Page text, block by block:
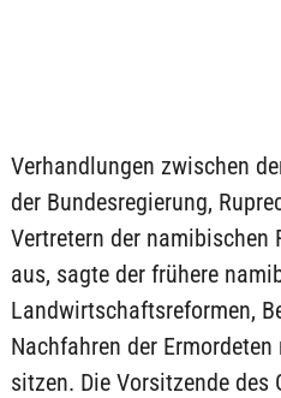
Verhandlungen zwischen
der Bundesregierung,
Vertretern der namibischen
aus, sagte der frühere
Landwirtschaftsreformen,
Nachfahren der
sitzen. Die Vorsitzende des